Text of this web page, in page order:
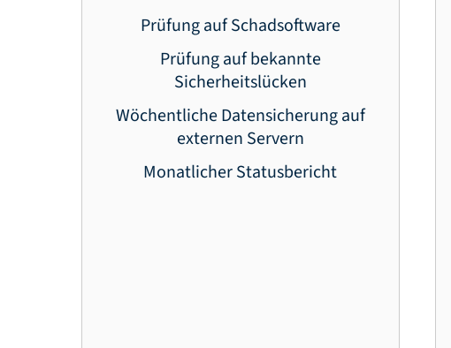
Prüfung auf Schadsoftware
Prüfung auf bekannte
Sicherheitslücken
Wöchentliche Datensicherung auf
externen Servern
Monatlicher Statusbericht